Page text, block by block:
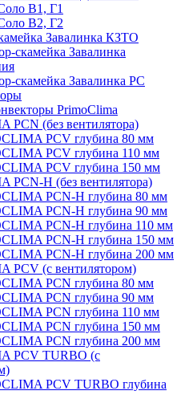
В1, Г1
В2, Г2
Завалинка КЗТО
скамейка Завалинка
скамейка Завалинка РС
PrimoClima
PCN (без вентилятора)
PCV глубина 80 мм
PCV глубина 110 мм
PCV глубина 150 мм
PCN-H (без вентилятора)
PCN-H глубина 80 мм
PCN-H глубина 90 мм
PCN-H глубина 110 мм
PCN-H глубина 150 мм
PCN-H глубина 200 мм
PCV (c вентилятором)
PCN глубина 80 мм
PCN глубина 90 мм
PCN глубина 110 мм
PCN глубина 150 мм
PCN глубина 200 мм
PCV TURBO (c
PCV TURBO глубина